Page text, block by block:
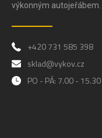
výkonným autojeřábem.
+420 731 585 398
sklad@vykov.cz
PO - PÁ: 7.00 - 15.30